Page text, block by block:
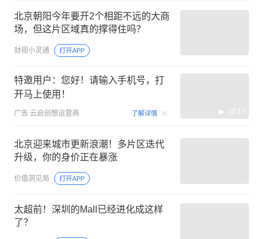
北京朝阳今年要开2个相距不远的大商
场，但这片区域真的撑得住吗？
财视小灵通 打开APP
特邀用户：您好！请输入手机号，打
开马上使用！
广告 云启创想运营商 了解详情 00:15
北京迎来城市更新浪潮！多片区迭代
升级，你的身价正在暴涨
价值洞见局 打开APP
太超前！深圳的Mall已经进化成这样
了？